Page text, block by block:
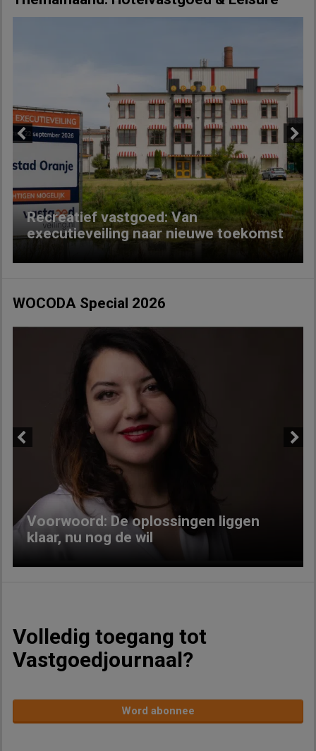
Recreatief vastgoed: Van
executieveiling naar nieuwe toekomst
Next
WOCODA Special 2026
Voorwoord: De oplossingen liggen
klaar, nu nog de wil
Volledig toegang tot
Vastgoedjournaal?
Word abonnee